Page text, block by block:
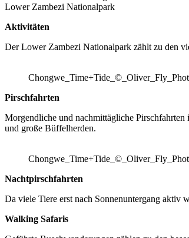
Lower Zambezi Nationalpark
Aktivitäten
Der Lower Zambezi Nationalpark zählt zu den
Pirschfahrten
Morgendliche und nachmittägliche
und große Büffelherden.
Nachtpirschfahrten
Da viele Tiere erst nach Sonnenuntergang aktiv
Walking Safaris